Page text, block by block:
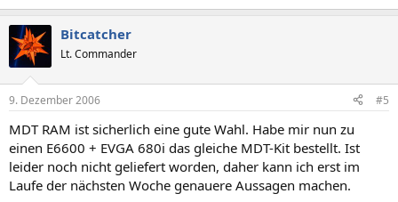
Bitcatcher
Lt. Commander
9. Dezember 2006 #5
MDT RAM ist sicherlich eine gute Wahl. Habe mir nun zu
einen E6600 + EVGA 680i das gleiche MDT-Kit bestellt. Ist
leider noch nicht geliefert worden, daher kann ich erst im
Laufe der nächsten Woche genauere Aussagen machen.